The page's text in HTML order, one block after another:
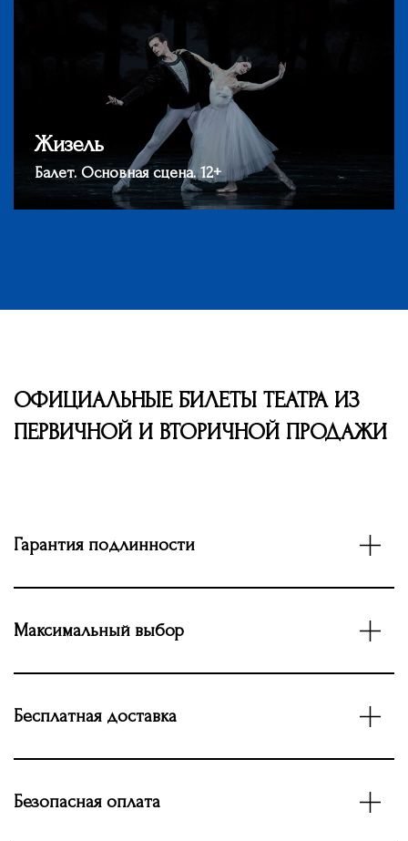
Жизель
Балет. Основная сцена. 12+
ОФИЦИАЛЬНЫЕ БИЛЕТЫ ТЕАТРА ИЗ
ПЕРВИЧНОЙ И ВТОРИЧНОЙ ПРОДАЖИ
Гарантия подлинности
Максимальный выбор
Бесплатная доставка
Безопасная оплата